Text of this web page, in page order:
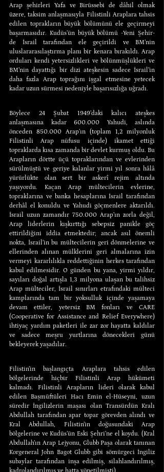
Arap şehirleri Yafa ve Birüssebi de dâhil olmak
üzere, taksim anlaşmasıyla Filistinli Araplara tahsis
edilen toprakların büyük bölümünü ele geçirmeyi
başarmasıdır. Kudüs’ün büyük bölümü -Yeni Şehir-
de İsrail tarafından ele geçirildi ve BM’nin
uluslararasılaştırma planı bir kenara bırakıldı. Arap
orduları kendi yetersizlikleri ve bölünmüşlükleri ve
BM’nin dayattığı bir dizi ateşkesin sadece İsrail’in
daha fazla Arap toprağını işgal etmesine yetecek
kadar uzun sürmesi nedeniyle başarısızlığa uğradı.
Böylece 24 Şubat 1949’daki kalıcı ateşkes
anlaşmasına kadar 600.000 Yahudi, aslında
önceden 850.000 Arap’ın (toplam 1,2 milyonluk
Filistinli Arap nüfusu içinde) ikamet ettiği
topraklarda kısa zamanda bir devlet kurmuş oldu. Bu
Arapların dörtte üçü topraklarından ve evlerinden
sürülmüştü ve geriye kalanlar yirmi yıl sonra hâlâ
yürürlükte olan sert bir askerî rejim altında
yaşıyordu. Kaçan Arap mültecilerin evlerine,
topraklarına ve banka hesaplarına İsrail tarafından
derhâl el konuldu ve Yahudi göçmenlere aktarıldı.
İsrail uzun zamandır 750.000 Arap’ın zorla değil,
Arap liderlerin kışkırttığı sebepsiz panikle göç
ettirildiğini iddia etmektedir; ancak asıl önemli
nokta, İsrail’in bu mültecilerin geri dönmelerine ve
ellerinden alınan mülklerini geri almalarına izin
vermeyi kararlılıkla reddettiğinin herkes tarafından
kabul edilmesidir. O günden bu yana, yirmi yıldır,
sayıları doğal artışla 1,3 milyona ulaşan bu talihsiz
Arap mülteciler, İsrail sınırları etrafındaki mülteci
kamplarında tam bir yoksulluk içinde yaşamaya
devam ettiler, yetersiz BM fonları ve CARE
(Cooperative for Assistance and Relief Everywhere)
ihtiyaç yardım paketleri ile zar zor hayatta kaldılar
ve sadece meşru yurtlarına dönecekleri günü
bekleyerek yaşadılar.
Filistin’in başlangıçta Araplara tahsis edilen
bölgelerinde hiçbir Filistinli Arap hükümeti
kalmadı. Filistinli Arapların lideri olarak kabul
edilen Başmüftüleri Hacı Emin el-Hüseyni, uzun
süredir İngilizlerin maşası olan Transürdün Kralı
Abdullah tarafından apar topar görevden alındı ve
Kral Abdullah, Filistin’in doğusundaki Arap
bölgelerine ve Kudüs’ün Eski Şehri’ne el koydu. (Kral
Abdullah’ın Arap Lejyonu, Glubb Paşa olarak tanınan
Korgeneral John Bagot Glubb gibi sömürgeci İngiliz
subaylar tarafından inşa edilmiş, silahlandırılmış,
kadrolandırılmış ve hatta yönetilmişti).